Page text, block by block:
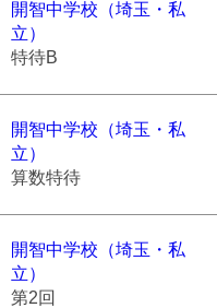
開智中学校（埼玉・私
立）
特待B
開智中学校（埼玉・私
立）
算数特待
開智中学校（埼玉・私
立）
第2回